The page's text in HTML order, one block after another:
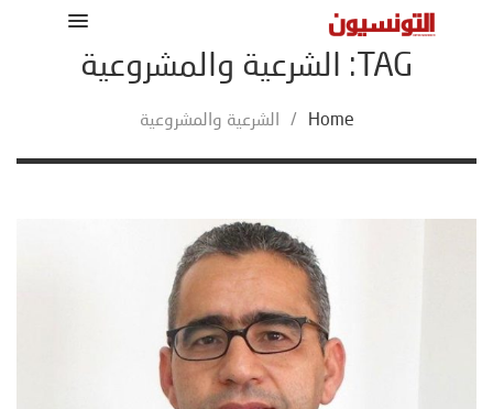
TAG: الشرعية والمشروعية
Home
/ الشرعية والمشروعية